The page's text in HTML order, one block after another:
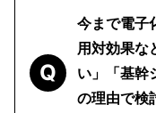
Q
今まで電子
用対効果な
い」「基幹
の理由で検